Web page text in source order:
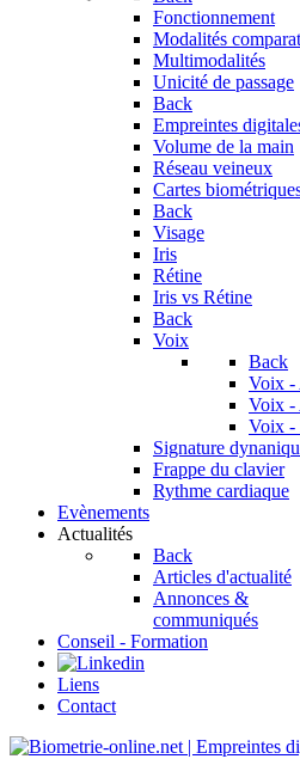
Fonctionnement
Modalités
Multimodalités
Unicité de passage
Back
Empreintes
Volume de la main
Réseau veineux
Cartes
Back
Visage
Iris
Rétine
Iris vs Rétine
Back
Voix
Back
Voix -
Voix -
Voix -
Signature
Frappe du clavier
Rythme cardiaque
Evènements
Actualités
Back
Articles d'actualité
Annonces &
communiqués
Conseil - Formation
Liens
Contact